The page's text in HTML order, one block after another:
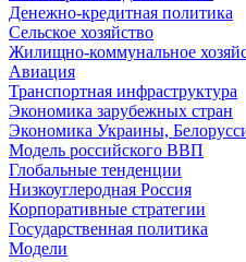
Денежно-кредитная политика
Сельское хозяйство
Жилищно-коммунальное
Авиация
Транспортная инфраструктура
Экономика зарубежных стран
Экономика Украины,
Модель российского ВВП
Глобальные тенденции
Низкоуглеродная Россия
Корпоративные стратегии
Государственная политика
Модели